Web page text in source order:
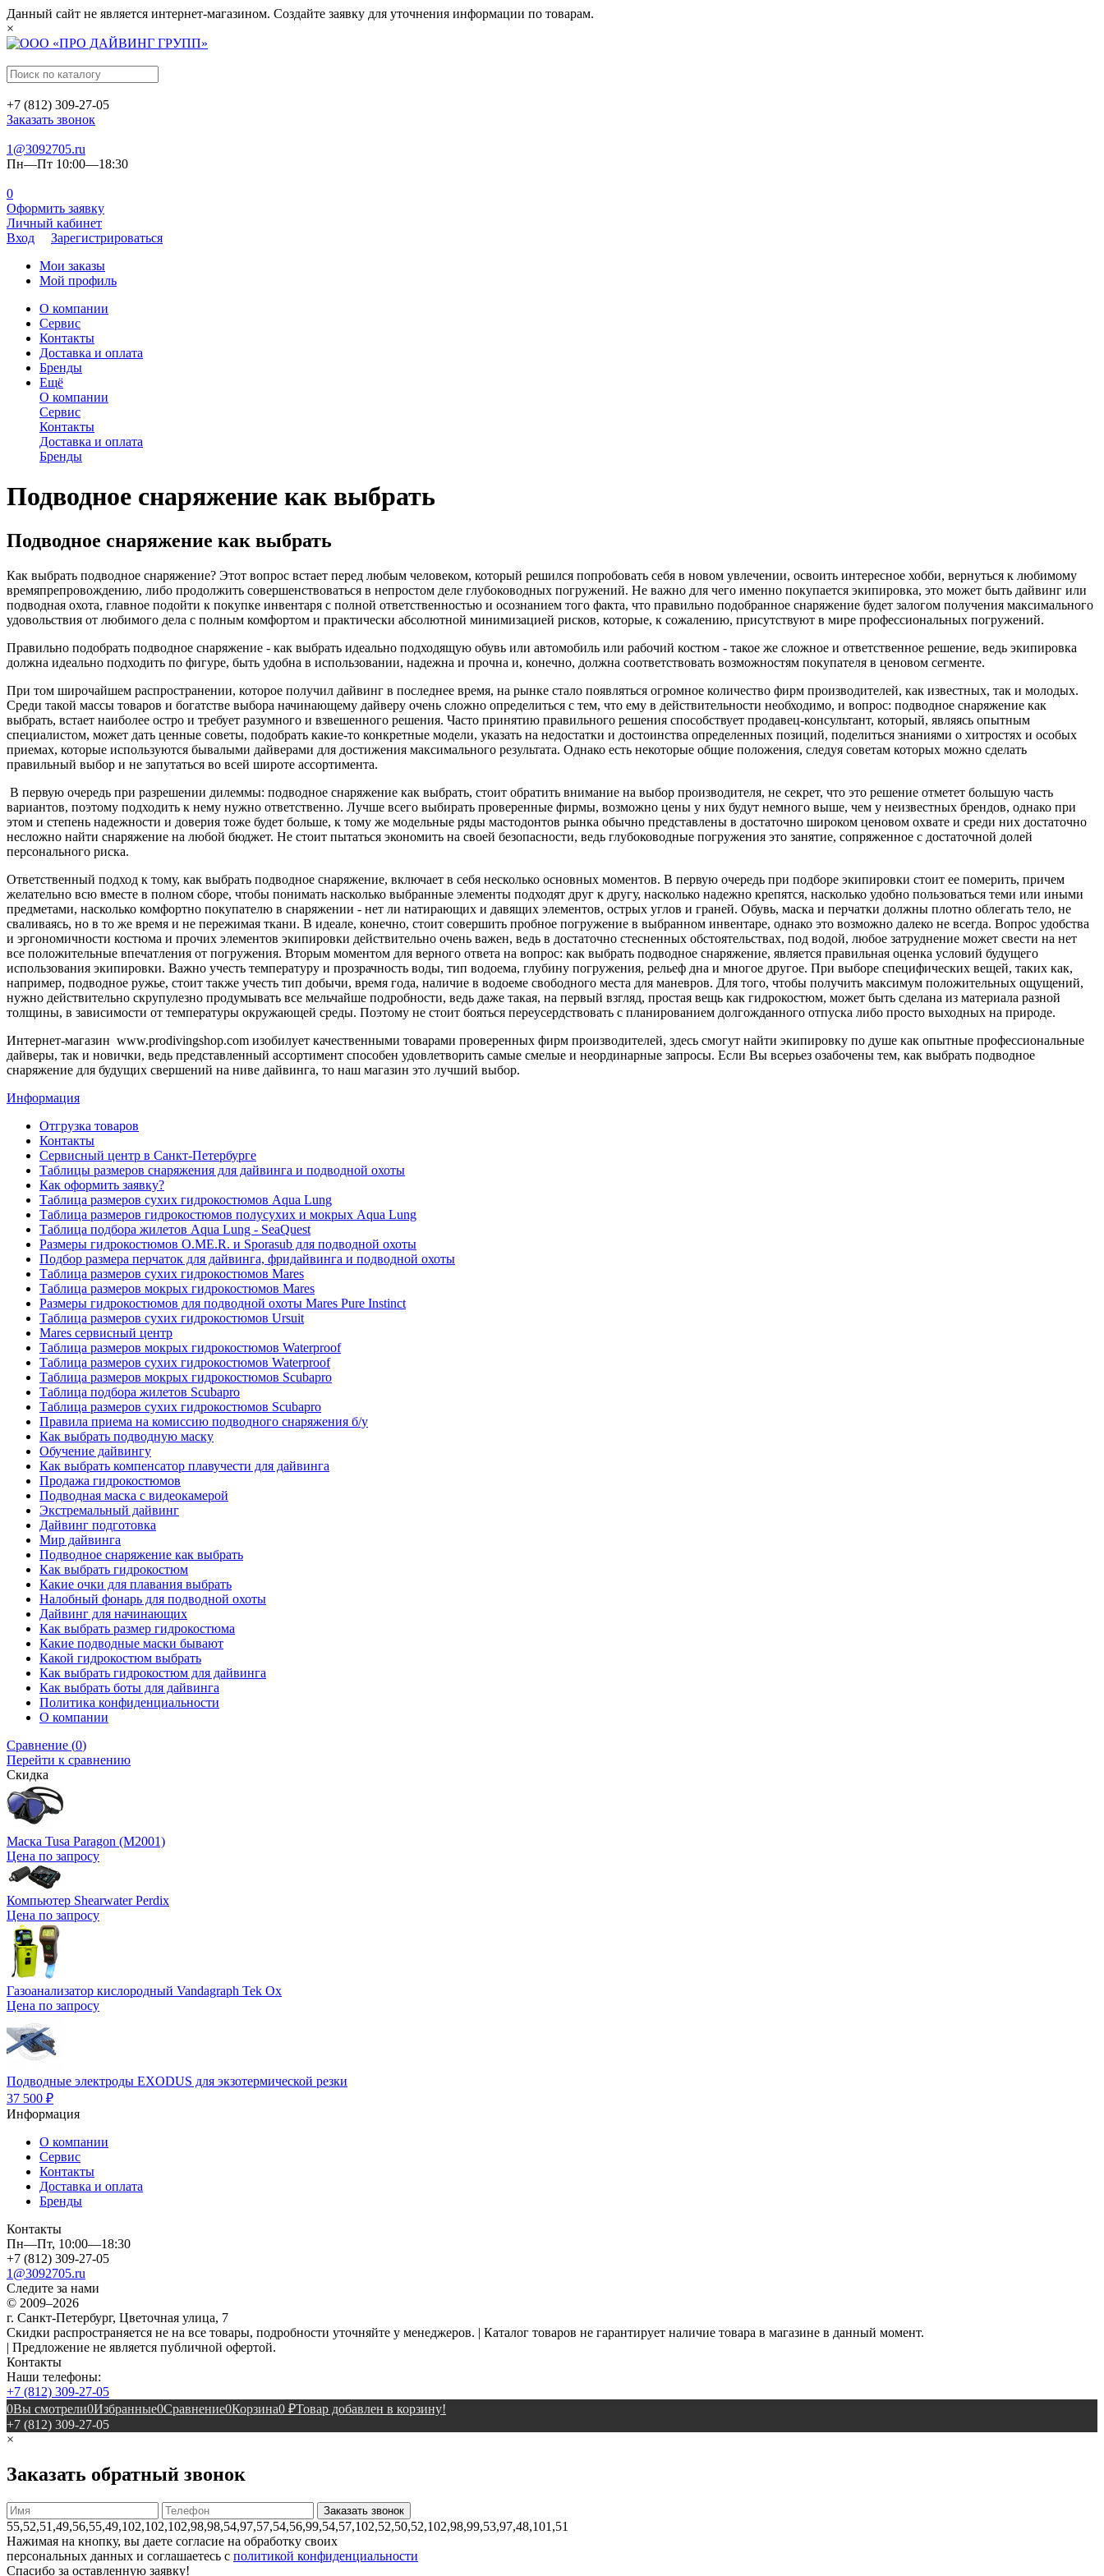
Данный сайт не является интернет-магазином. Создайте заявку для уточнения информации по товарам.
×
+7 (812) 309-27-05
Заказать звонок
1@3092705.ru
Пн—Пт 10:00—18:30
0
Оформить заявку
Личный кабинет
Вход
Зарегистрироваться
Мои заказы
Мой профиль
О компании
Сервис
Контакты
Доставка и оплата
Бренды
Ещё
О компании
Сервис
Контакты
Доставка и оплата
Бренды
Подводное снаряжение как выбрать
Подводное снаряжение как выбрать
Как выбрать подводное снаряжение? Этот вопрос встает перед любым человеком, который решился попробовать себя в новом увлечении, освоить интересное хобби, вернуться к любимому
времяпрепровождению, либо продолжить совершенствоваться в непростом деле глубоководных погружений. Не важно для чего именно покупается экипировка, это может быть дайвинг или
подводная охота, главное подойти к покупке инвентаря с полной ответственностью и осознанием того факта, что правильно подобранное снаряжение будет залогом получения максимального
удовольствия от любимого дела с полным комфортом и практически абсолютной минимизацией рисков, которые, к сожалению, присутствуют в мире профессиональных погружений.
Правильно подобрать подводное снаряжение - как выбрать идеально подходящую обувь или автомобиль или рабочий костюм - такое же сложное и ответственное решение, ведь экипировка
должна идеально подходить по фигуре, быть удобна в использовании, надежна и прочна и, конечно, должна соответствовать возможностям покупателя в ценовом сегменте.
При том широчайшем распространении, которое получил дайвинг в последнее время, на рынке стало появляться огромное количество фирм производителей, как известных, так и молодых.
Среди такой массы товаров и богатстве выбора начинающему дайверу очень сложно определиться с тем, что ему в действительности необходимо, и вопрос: подводное снаряжение как
выбрать, встает наиболее остро и требует разумного и взвешенного решения. Часто принятию правильного решения способствует продавец-консультант, который, являясь опытным
специалистом, может дать ценные советы, подобрать какие-то конкретные модели, указать на недостатки и достоинства определенных позиций, поделиться знаниями о хитростях и особых
приемах, которые используются бывалыми дайверами для достижения максимального результата. Однако есть некоторые общие положения, следуя советам которых можно сделать
правильный выбор и не запутаться во всей широте ассортимента.
В первую очередь при разрешении дилеммы: подводное снаряжение как выбрать, стоит обратить внимание на выбор производителя, не секрет, что это решение отметет большую часть
вариантов, поэтому подходить к нему нужно ответственно. Лучше всего выбирать проверенные фирмы, возможно цены у них будут немного выше, чем у неизвестных брендов, однако при
этом и степень надежности и доверия тоже будет больше, к тому же модельные ряды мастодонтов рынка обычно представлены в достаточно широком ценовом охвате и среди них достаточно
несложно найти снаряжение на любой бюджет. Не стоит пытаться экономить на своей безопасности, ведь глубоководные погружения это занятие, сопряженное с достаточной долей
персонального риска.
Ответственный подход к тому, как выбрать подводное снаряжение, включает в себя несколько основных моментов. В первую очередь при подборе экипировки стоит ее померить, причем
желательно всю вместе в полном сборе, чтобы понимать насколько выбранные элементы подходят друг к другу, насколько надежно крепятся, насколько удобно пользоваться теми или иными
предметами, насколько комфортно покупателю в снаряжении - нет ли натирающих и давящих элементов, острых углов и граней. Обувь, маска и перчатки должны плотно облегать тело, не
сваливаясь, но в то же время и не пережимая ткани. В идеале, конечно, стоит совершить пробное погружение в выбранном инвентаре, однако это возможно далеко не всегда. Вопрос удобства
и эргономичности костюма и прочих элементов экипировки действительно очень важен, ведь в достаточно стесненных обстоятельствах, под водой, любое затруднение может свести на нет
все положительные впечатления от погружения. Вторым моментом для верного ответа на вопрос: как выбрать подводное снаряжение, является правильная оценка условий будущего
использования экипировки. Важно учесть температуру и прозрачность воды, тип водоема, глубину погружения, рельеф дна и многое другое. При выборе специфических вещей, таких как,
например, подводное ружье, стоит также учесть тип добычи, время года, наличие в водоеме свободного места для маневров. Для того, чтобы получить максимум положительных ощущений,
нужно действительно скрупулезно продумывать все мельчайше подробности, ведь даже такая, на первый взгляд, простая вещь как гидрокостюм, может быть сделана из материала разной
толщины, в зависимости от температуры окружающей среды. Поэтому не стоит бояться переусердствовать с планированием долгожданного отпуска либо просто выходных на природе.
Интернет-магазин www.prodivingshop.com изобилует качественными товарами проверенных фирм производителей, здесь смогут найти экипировку по душе как опытные профессиональные
дайверы, так и новички, ведь представленный ассортимент способен удовлетворить самые смелые и неординарные запросы. Если Вы всерьез озабочены тем, как выбрать подводное
снаряжение для будущих свершений на ниве дайвинга, то наш магазин это лучший выбор.
Информация
Отгрузка товаров
Контакты
Сервисный центр в Санкт-Петербурге
Таблицы размеров снаряжения для дайвинга и подводной охоты
Как оформить заявку?
Таблица размеров сухих гидрокостюмов Aqua Lung
Таблица размеров гидрокостюмов полусухих и мокрых Aqua Lung
Таблица подбора жилетов Aqua Lung - SeaQuest
Размеры гидрокостюмов O.ME.R. и Sporasub для подводной охоты
Подбор размера перчаток для дайвинга, фридайвинга и подводной охоты
Таблица размеров сухих гидрокостюмов Mares
Таблица размеров мокрых гидрокостюмов Mares
Размеры гидрокостюмов для подводной охоты Mares Pure Instinct
Таблица размеров сухих гидрокостюмов Ursuit
Mares сервисный центр
Таблица размеров мокрых гидрокостюмов Waterproof
Таблица размеров сухих гидрокостюмов Waterproof
Таблица размеров мокрых гидрокостюмов Scubapro
Таблица подбора жилетов Scubapro
Таблица размеров сухих гидрокостюмов Scubapro
Правила приема на комиссию подводного снаряжения б/у
Как выбрать подводную маску
Обучение дайвингу
Как выбрать компенсатор плавучести для дайвинга
Продажа гидрокостюмов
Подводная маска с видеокамерой
Экстремальный дайвинг
Дайвинг подготовка
Мир дайвинга
Подводное снаряжение как выбрать
Как выбрать гидрокостюм
Какие очки для плавания выбрать
Налобный фонарь для подводной охоты
Дайвинг для начинающих
Как выбрать размер гидрокостюма
Какие подводные маски бывают
Какой гидрокостюм выбрать
Как выбрать гидрокостюм для дайвинга
Как выбрать боты для дайвинга
Политика конфиденциальности
О компании
Сравнение (0)
Перейти к сравнению
Скидка
Маска Tusa Paragon (M2001)
Цена по запросу
Компьютер Shearwater Perdix
Цена по запросу
Газоанализатор кислородный Vandagraph Tek Ox
Цена по запросу
Подводные электроды EXODUS для экзотермической резки
37 500 ₽
Информация
О компании
Сервис
Контакты
Доставка и оплата
Бренды
Контакты
Пн—Пт, 10:00—18:30
+7 (812) 309-27-05
1@3092705.ru
Следите за нами
© 2009–2026
г. Санкт-Петербург, Цветочная улица, 7
Скидки распространяется не на все товары, подробности уточняйте у менеджеров. | Каталог товаров не гарантирует наличие товара в магазине в данный момент.
| Предложение не является публичной офертой.
Контакты
Наши телефоны:
+7 (812) 309-27-05
0Вы смотрели0Избранные0Сравнение0Корзина0 ₽Товар добавлен в корзину!
+7 (812) 309-27-05
×
Заказать обратный звонок
55,52,51,49,56,55,49,102,102,102,98,98,54,97,57,54,56,99,54,57,102,52,50,52,102,98,99,53,97,48,101,51
Нажимая на кнопку, вы даете согласие на обработку своих
персональных данных и соглашаетесь с политикой конфиденциальности
Спасибо за оставленную заявку!